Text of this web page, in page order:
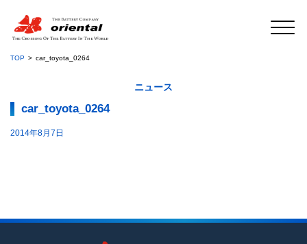
TOP car_toyota_0264
ニュース
car_toyota_0264
2014年8月7日